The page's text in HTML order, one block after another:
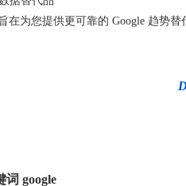
在为您提供更可靠的 Google 趋势
词 google